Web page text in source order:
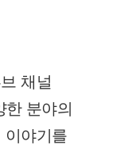
채널
한 분야의
이야기를